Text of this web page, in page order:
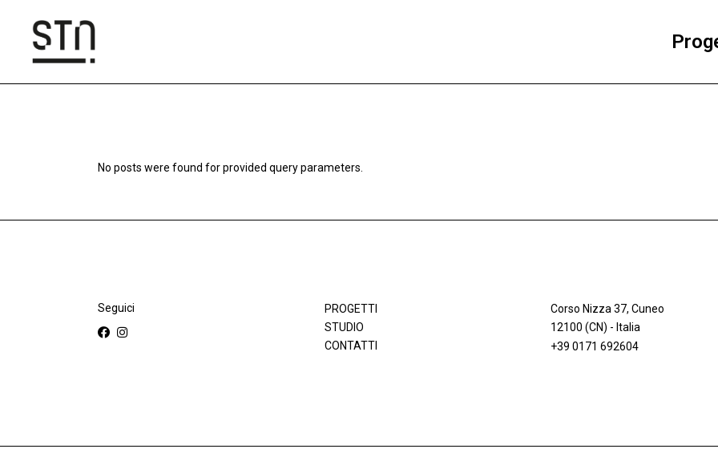
content
No posts were found for provided query parameters.
Seguici
PROGETTI
STUDIO
CONTATTI
Corso Nizza 37, Cuneo
12100 (CN) - Italia
+39 0171 692604